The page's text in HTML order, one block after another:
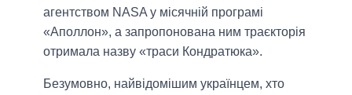
агентством NASA у місячній програмі
«Аполлон», а запропонована ним траєкторія
отримала назву «траси Кондратюка».
Безумовно, найвідомішим українцем, хто